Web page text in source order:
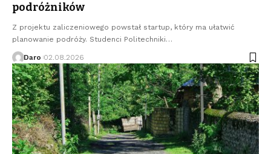
podróżników
Z projektu zaliczeniowego powstał startup, który ma ułatwić
planowanie podróży. Studenci Politechniki…
Daro 02.08.2026